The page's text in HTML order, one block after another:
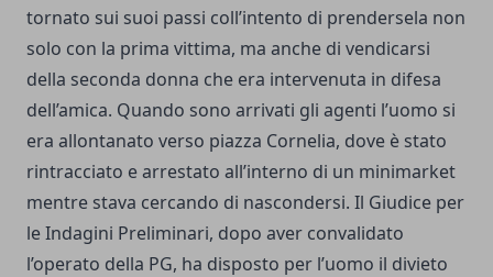
tornato sui suoi passi coll’intento di prendersela non
solo con la prima vittima, ma anche di vendicarsi
della seconda donna che era intervenuta in difesa
dell’amica. Quando sono arrivati gli agenti l’uomo si
era allontanato verso piazza Cornelia, dove è stato
rintracciato e arrestato all’interno di un minimarket
mentre stava cercando di nascondersi. Il Giudice per
le Indagini Preliminari, dopo aver convalidato
l’operato della PG, ha disposto per l’uomo il divieto